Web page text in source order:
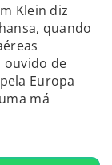
Klein diz
quando
ouvido de
Europa
má